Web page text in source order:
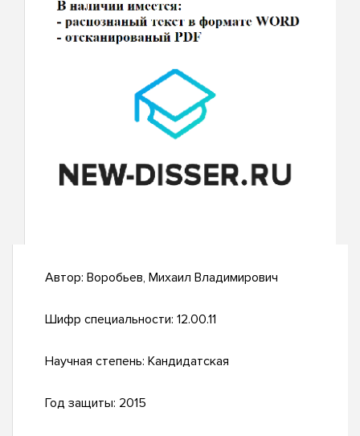
Автор: Воробьев, Михаил Владимирович
Шифр специальности: 12.00.11
Научная степень: Кандидатская
Год защиты: 2015